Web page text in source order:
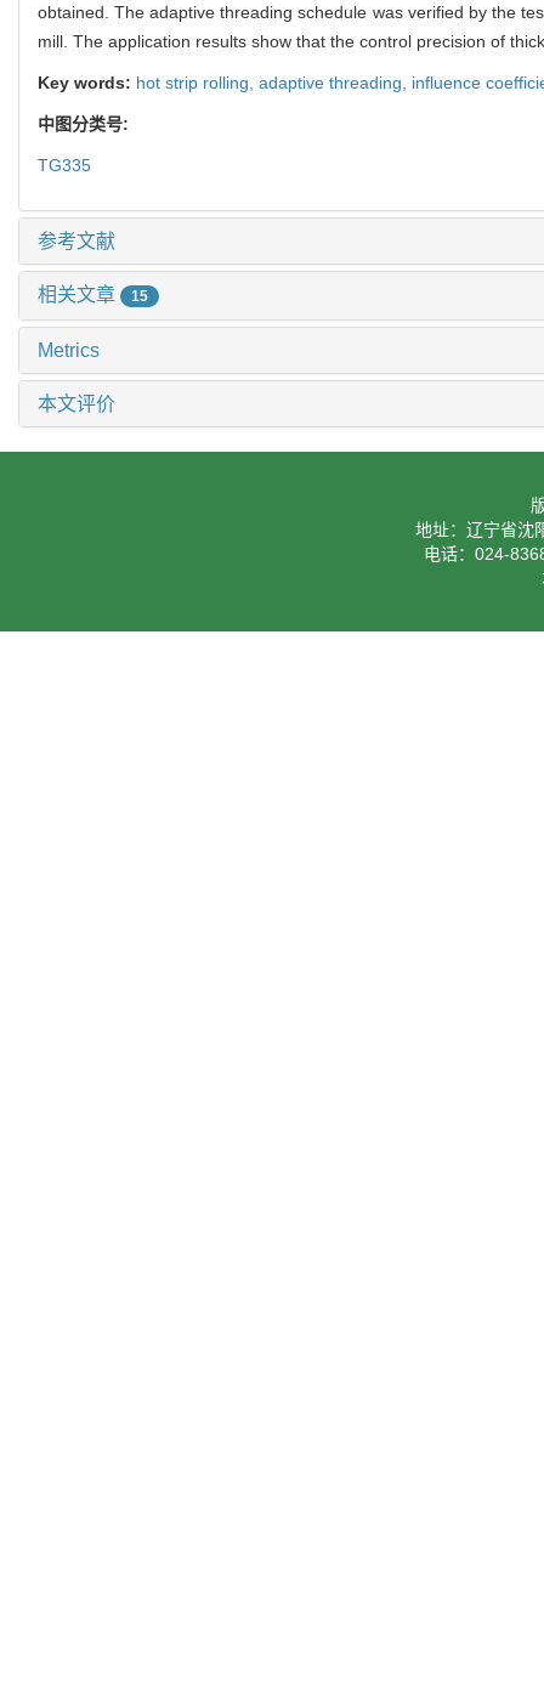
obtained. The adaptive threading schedule was verified by the
mill. The application results show that the control precision of
Key words: hot strip rolling, adaptive threading, influence
中图分类号:
TG335
参考文献
相关文章 15
Metrics
本文评价
地址：辽宁省沈
电话：024-